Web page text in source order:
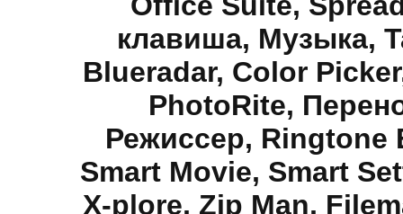
клавиша, Музыка,
Blueradar, Color
PhotoRite,
Режиссер, Ringtone
Smart Movie, Smart
X-plore, Zip Man,